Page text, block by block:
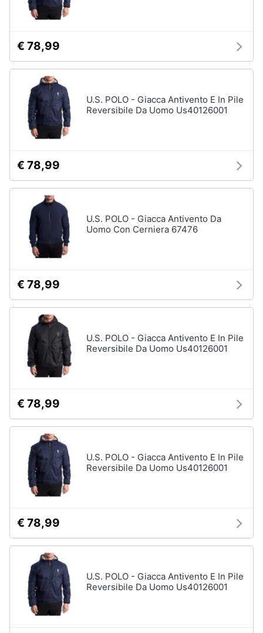
€ 78,99
U.S. POLO - Giacca Antivento E In Pile
Reversibile Da Uomo Us40126001
€ 78,99
U.S. POLO - Giacca Antivento Da
Uomo Con Cerniera 67476
€ 78,99
U.S. POLO - Giacca Antivento E In Pile
Reversibile Da Uomo Us40126001
€ 78,99
U.S. POLO - Giacca Antivento E In Pile
Reversibile Da Uomo Us40126001
€ 78,99
U.S. POLO - Giacca Antivento E In Pile
Reversibile Da Uomo Us40126001